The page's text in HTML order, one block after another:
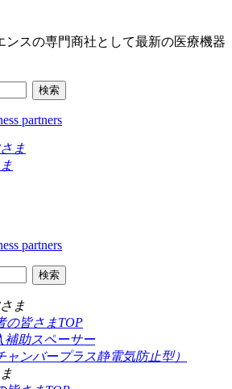
ンスの専門商社として最新の医療機器
検索
partners
ま
partners
検索
ま
の皆さまTOP
補助スペーサー
ャンバープラス静電気防止型）